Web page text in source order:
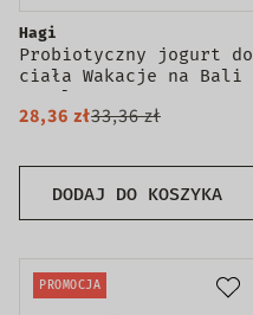
DODAJ DO KOSZYKA
Hagi
Probiotyczny jogurt do
ciała Wakacje na Bali
200ml
28,36 zł33,36 zł
PROMOCJA